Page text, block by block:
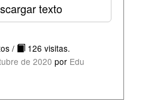
texto
/
126 visitas.
de 2020 por Edu